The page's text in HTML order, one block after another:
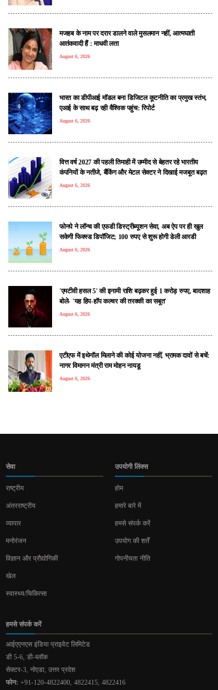
मजहब के नाम पर दरार डालने वाले मुसलमान नहीं, आत्मघाती
आतंकवादी हैं : माधवी लता
August 6, 2026
भारत का डीपीआई मॉडल बना डिजिटल कूटनीति का प्रमुख स्तंभ,
एआई के साथ बढ़ रही वैश्विक पहुंच: रिपोर्ट
August 6, 2026
वित्त वर्ष 2027 की पहली तिमाही में उम्मीद से बेहतर रहे भारतीय
कंपनियों के नतीजे, बैंकिंग और मेटल सेक्टर ने दिखाई मजबूत बढ़त
August 6, 2026
फोनपे ने लॉन्च की एफडी डिस्ट्रीब्यूशन सेवा, अब ऐप पर ही खुल
सकेगी फिक्स्ड डिपॉजिट; 100 रुपए से शुरू होगी डेली आरडी
August 6, 2026
'एमटीवी हसल 5' की इनामी राशि बढ़कर हुई 1 करोड़ रुपए, बादशाह
बोले- 'यह हिप-हॉप कल्चर की तरक्की का सबूत'
August 6, 2026
एटीएफ में इथेनॉल मिलाने की कोई योजना नहीं, भ्रामक दावों से बचें:
नागर विमानन मंत्री राम मोहन नायडू
August 6, 2026
सेवा
राष्ट्रीय
अंतरराष्ट्रीय
व्यापार
मनोरंजन
विज्ञान और प्रौद्योगिकी
खेल
स्वास्थ्य/चिकित्सा
उपयोगी लिंक्स
होम
हमारे बारे में
हमसे संपर्क करें
उपयोग की शर्तें
गोपनीयता नीति
हमसे संपर्क करें
आईएएनएस इंडिया प्राइवेट लिमिटेड
डी 5-6, डी-ब्लॉक
सेक्टर-3, नोएडा, उत्तर प्रदेश
फोन: +91-120-4822400, 4822415, 4822416